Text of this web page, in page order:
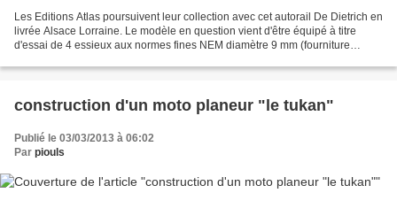
Les Editions Atlas poursuivent leur collection avec cet autorail De Dietrich en
livrée Alsace Lorraine. Le modèle en question vient d'être équipé à titre
d'essai de 4 essieux aux normes fines NEM diamètre 9 mm (fourniture
construction d'un moto planeur "le tukan"
Publié le 03/03/2013 à 06:02
Par piouls